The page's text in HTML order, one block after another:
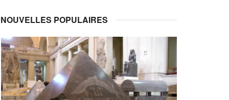
NOUVELLES POPULAIRES